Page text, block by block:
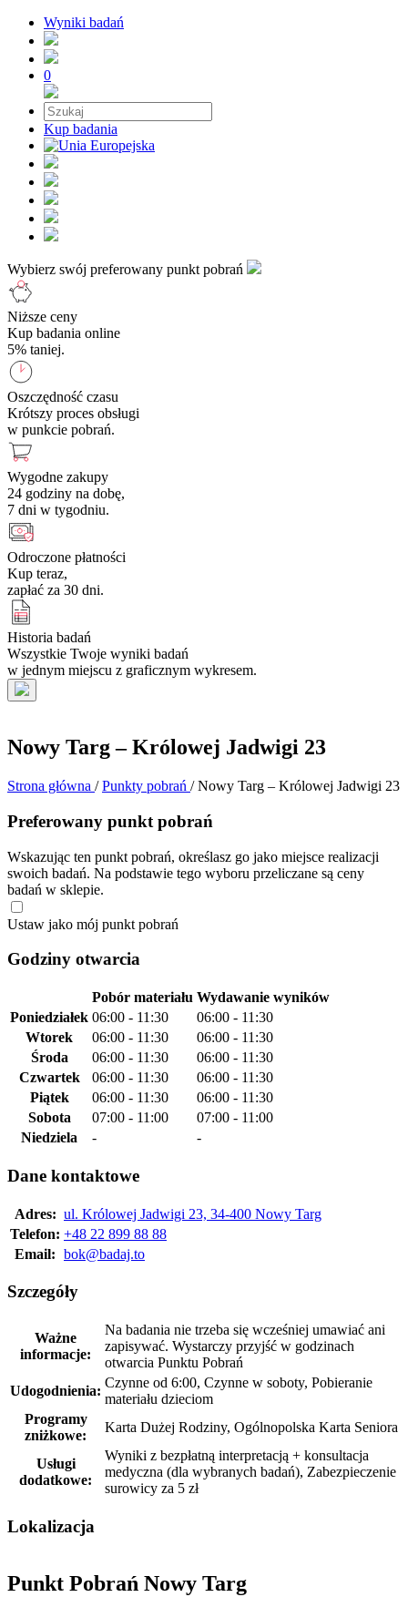
Wyniki badań
0
Kup badania
Wybierz swój preferowany punkt pobrań
Niższe ceny
Kup badania online
5% taniej.
Oszczędność czasu
Krótszy proces obsługi
w punkcie pobrań.
Wygodne zakupy
24 godziny na dobę,
7 dni w tygodniu.
Odroczone płatności
Kup teraz,
zapłać za 30 dni.
Historia badań
Wszystkie Twoje wyniki badań
w jednym miejscu z graficznym wykresem.
Nowy Targ – Królowej Jadwigi 23
Strona główna / Punkty pobrań / Nowy Targ – Królowej Jadwigi 23
Preferowany punkt pobrań
Wskazując ten punkt pobrań, określasz go jako miejsce realizacji
swoich badań. Na podstawie tego wyboru przeliczane są ceny
badań w sklepie.
Ustaw jako mój punkt pobrań
Godziny otwarcia
Pobór materiału Wydawanie wyników
Poniedziałek 06:00 - 11:30
06:00 - 11:30
Wtorek
06:00 - 11:30
06:00 - 11:30
Środa
06:00 - 11:30
06:00 - 11:30
Czwartek
06:00 - 11:30
06:00 - 11:30
Piątek
06:00 - 11:30
06:00 - 11:30
Sobota
07:00 - 11:00
07:00 - 11:00
Niedziela
- -
Dane kontaktowe
Adres: ul. Królowej Jadwigi 23, 34-400 Nowy Targ
Telefon: +48 22 899 88 88
Email: bok@badaj.to
Szczegóły
Ważne
informacje:
Na badania nie trzeba się wcześniej umawiać ani
zapisywać. Wystarczy przyjść w godzinach
otwarcia Punktu Pobrań
Udogodnienia:
Czynne od 6:00, Czynne w soboty, Pobieranie
materiału dzieciom
Programy
zniżkowe:
Karta Dużej Rodziny, Ogólnopolska Karta Seniora
Usługi
dodatkowe:
Wyniki z bezpłatną interpretacją + konsultacja
medyczna (dla wybranych badań), Zabezpieczenie
surowicy za 5 zł
Lokalizacja
Punkt Pobrań Nowy Targ